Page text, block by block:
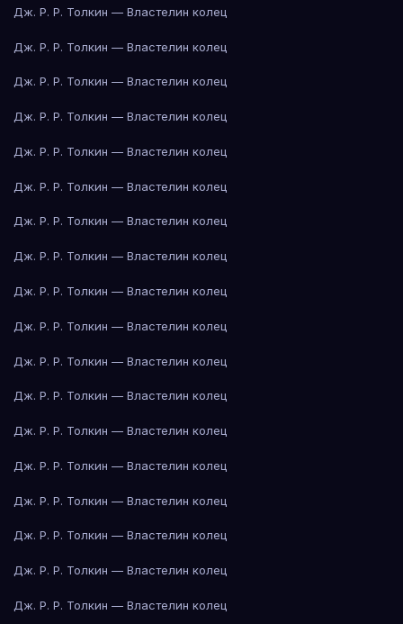
Дж. Р. Р. Толкин — Властелин колец
Дж. Р. Р. Толкин — Властелин колец
Дж. Р. Р. Толкин — Властелин колец
Дж. Р. Р. Толкин — Властелин колец
Дж. Р. Р. Толкин — Властелин колец
Дж. Р. Р. Толкин — Властелин колец
Дж. Р. Р. Толкин — Властелин колец
Дж. Р. Р. Толкин — Властелин колец
Дж. Р. Р. Толкин — Властелин колец
Дж. Р. Р. Толкин — Властелин колец
Дж. Р. Р. Толкин — Властелин колец
Дж. Р. Р. Толкин — Властелин колец
Дж. Р. Р. Толкин — Властелин колец
Дж. Р. Р. Толкин — Властелин колец
Дж. Р. Р. Толкин — Властелин колец
Дж. Р. Р. Толкин — Властелин колец
Дж. Р. Р. Толкин — Властелин колец
Дж. Р. Р. Толкин — Властелин колец